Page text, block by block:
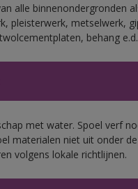
alle binnenondergronden
pleisterwerk, metselwerk,
behang e.d.
met water. Spoel verf
materialen niet uit onder
volgens lokale richtlijnen.